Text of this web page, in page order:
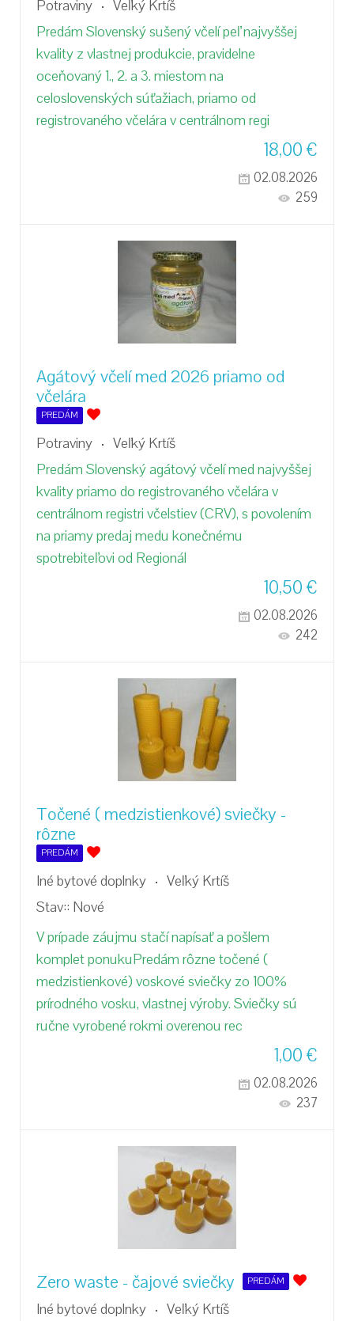
Potraviny
Veľký Krtíš
Predám Slovenský sušený včelí peľ najvyššej
kvality z vlastnej produkcie, pravidelne
oceňovaný 1., 2. a 3. miestom na
celoslovenských súťažiach, priamo od
registrovaného včelára v centrálnom regi
18,00€
02.08.2026
259
Agátový včelí med 2026 priamo od
včelára
PREDÁM
Potraviny
Veľký Krtíš
Predám Slovenský agátový včelí med najvyššej
kvality priamo do registrovaného včelára v
centrálnom registri včelstiev (CRV), s povolením
na priamy predaj medu konečnému
spotrebiteľovi od Regionál
10,50€
02.08.2026
242
Točené ( medzistienkové) sviečky -
rôzne
PREDÁM
Iné bytové doplnky
Veľký Krtíš
Stav:: Nové
V prípade záujmu stačí napísať a pošlem
komplet ponukuPredám rôzne točené (
medzistienkové) voskové sviečky zo 100%
prírodného vosku, vlastnej výroby. Sviečky sú
ručne vyrobené rokmi overenou rec
1,00€
02.08.2026
237
Zero waste - čajové sviečky PREDÁM
Iné bytové doplnky
Veľký Krtíš